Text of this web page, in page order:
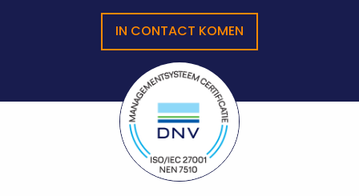
IN CONTACT KOMEN